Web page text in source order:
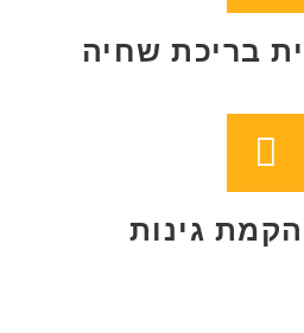
בריכת שחיה
גינות